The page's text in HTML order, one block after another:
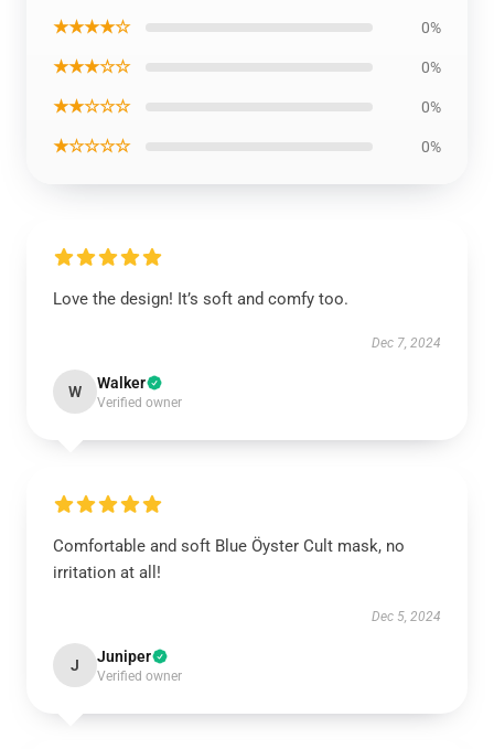
★★★★☆ 0%
★★★☆☆ 0%
★★☆☆☆ 0%
★☆☆☆☆ 0%
Love the design! It’s soft and comfy too.
Dec 7, 2024
W Walker
Verified owner
Comfortable and soft Blue Öyster Cult mask, no
irritation at all!
Dec 5, 2024
J Juniper
Verified owner